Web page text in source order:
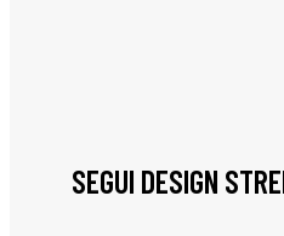
SEGUI DESIGN